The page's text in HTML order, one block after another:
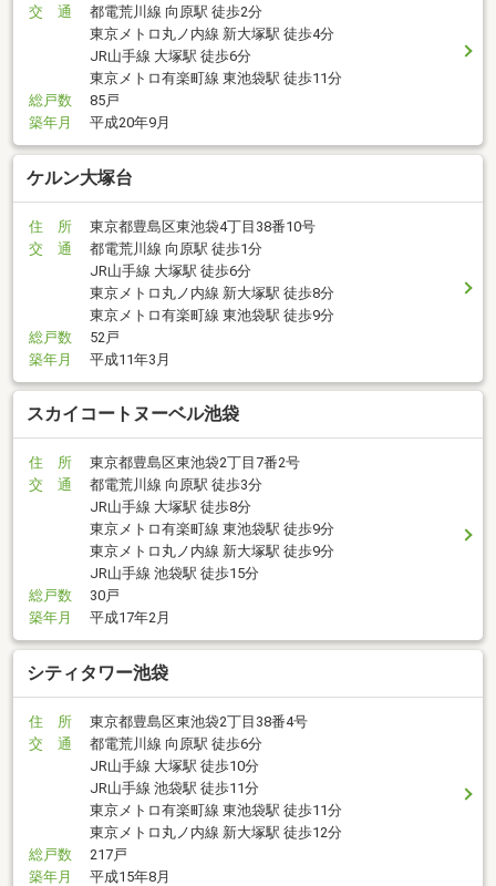
交 通
都電荒川線 向原駅 徒歩2分
東京メトロ丸ノ内線 新大塚駅 徒歩4分
JR山手線 大塚駅 徒歩6分
東京メトロ有楽町線 東池袋駅 徒歩11分
総戸数
85戸
築年月
平成20年9月
ケルン大塚台
住 所
東京都豊島区東池袋4丁目38番10号
交 通
都電荒川線 向原駅 徒歩1分
JR山手線 大塚駅 徒歩6分
東京メトロ丸ノ内線 新大塚駅 徒歩8分
東京メトロ有楽町線 東池袋駅 徒歩9分
総戸数
52戸
築年月
平成11年3月
スカイコートヌーベル池袋
住 所
東京都豊島区東池袋2丁目7番2号
交 通
都電荒川線 向原駅 徒歩3分
JR山手線 大塚駅 徒歩8分
東京メトロ有楽町線 東池袋駅 徒歩9分
東京メトロ丸ノ内線 新大塚駅 徒歩9分
JR山手線 池袋駅 徒歩15分
総戸数
30戸
築年月
平成17年2月
シティタワー池袋
住 所
東京都豊島区東池袋2丁目38番4号
交 通
都電荒川線 向原駅 徒歩6分
JR山手線 大塚駅 徒歩10分
JR山手線 池袋駅 徒歩11分
東京メトロ有楽町線 東池袋駅 徒歩11分
東京メトロ丸ノ内線 新大塚駅 徒歩12分
総戸数
217戸
築年月
平成15年8月